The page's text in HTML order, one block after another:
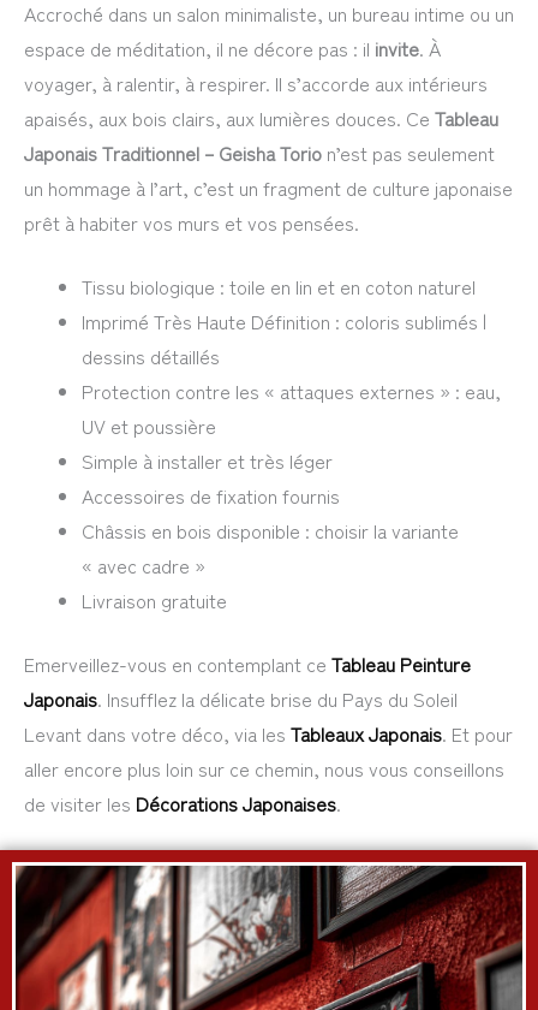
Accroché dans un salon minimaliste, un bureau intime ou un
espace de méditation, il ne décore pas : il invite. À
voyager, à ralentir, à respirer. Il s’accorde aux intérieurs
apaisés, aux bois clairs, aux lumières douces. Ce Tableau
Japonais Traditionnel – Geisha Torio n’est pas seulement
un hommage à l’art, c’est un fragment de culture japonaise
prêt à habiter vos murs et vos pensées.
Tissu biologique : toile en lin et en coton naturel
Imprimé Très Haute Définition : coloris sublimés |
dessins détaillés
Protection contre les « attaques externes » : eau,
UV et poussière
Simple à installer et très léger
Accessoires de fixation fournis
Châssis en bois disponible : choisir la variante
« avec cadre »
Livraison gratuite
Emerveillez-vous en contemplant ce Tableau Peinture
Japonais. Insufflez la délicate brise du Pays du Soleil
Levant dans votre déco, via les Tableaux Japonais. Et pour
aller encore plus loin sur ce chemin, nous vous conseillons
de visiter les Décorations Japonaises.